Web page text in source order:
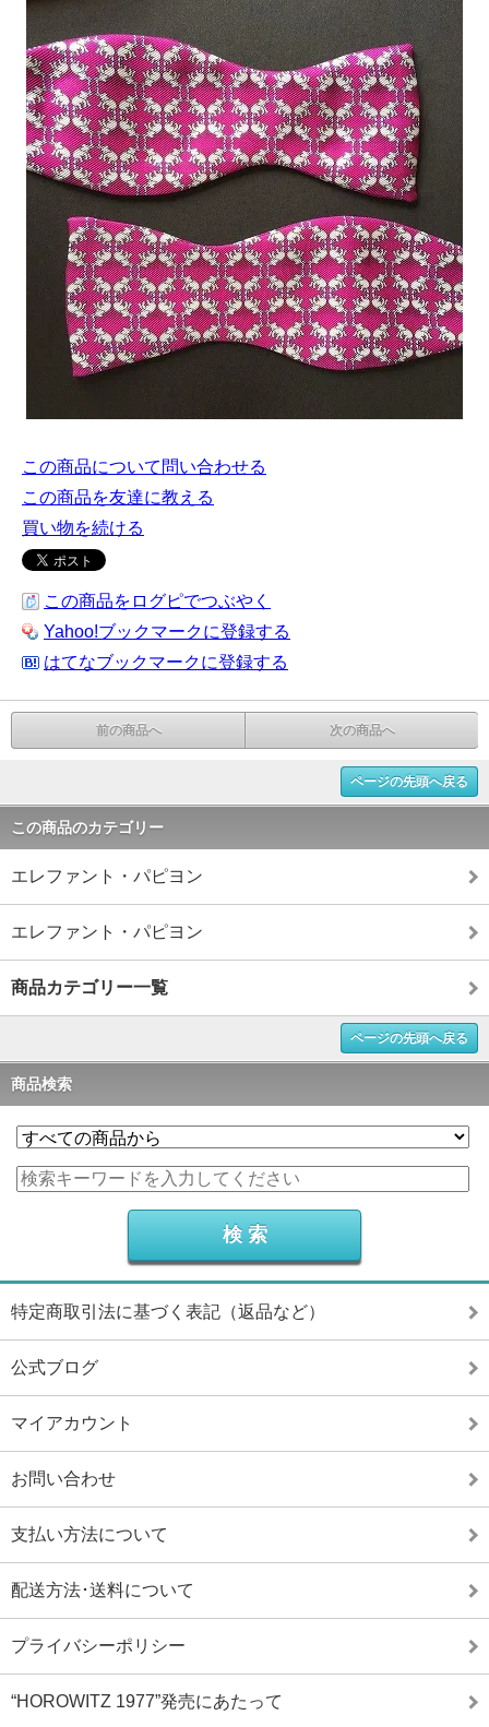
この商品について問い合わせる
この商品を友達に教える
買い物を続ける
この商品をログピでつぶやく
Yahoo!ブックマークに登録する
はてなブックマークに登録する
前の商品へ 次の商品へ
ページの先頭へ戻る
この商品のカテゴリー
エレファント・パピヨン
エレファント・パピヨン
商品カテゴリー一覧
ページの先頭へ戻る
商品検索
特定商取引法に基づく表記（返品など）
公式ブログ
マイアカウント
お問い合わせ
支払い方法について
配送方法･送料について
プライバシーポリシー
“HOROWITZ 1977”発売にあたって